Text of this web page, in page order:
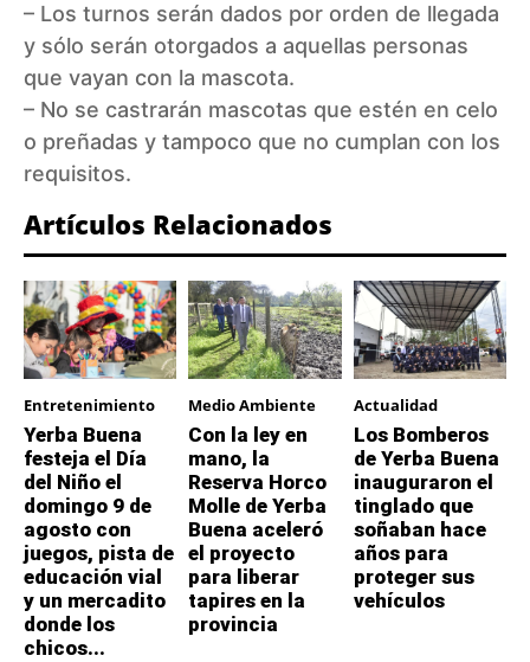
– Los turnos serán dados por orden de llegada
y sólo serán otorgados a aquellas personas
que vayan con la mascota.
– No se castrarán mascotas que estén en celo
o preñadas y tampoco que no cumplan con los
requisitos.
Artículos Relacionados
Entretenimiento
Yerba Buena
festeja el Día
del Niño el
domingo 9 de
agosto con
juegos, pista de
educación vial
y un mercadito
donde los
chicos...
Medio Ambiente
Con la ley en
mano, la
Reserva Horco
Molle de Yerba
Buena aceleró
el proyecto
para liberar
tapires en la
provincia
Actualidad
Los Bomberos
de Yerba Buena
inauguraron el
tinglado que
soñaban hace
años para
proteger sus
vehículos